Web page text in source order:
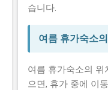
습니다.
여름 휴가숙소의
여름 휴가숙소의 위
으면, 휴가 중에 이